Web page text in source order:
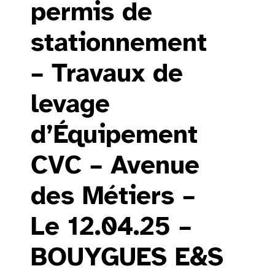
permis de
stationnement
– Travaux de
levage
d’Équipement
CVC – Avenue
des Métiers –
Le 12.04.25 –
BOUYGUES E&S